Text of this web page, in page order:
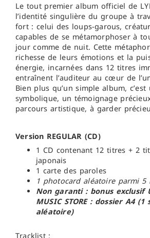
Le tout premier album officiel de
l’identité singulière du groupe à
fort : celui des loups-garous,
capables de se métamorphoser à
jour comme de nuit. Cette
richesse de leurs émotions et la
énergie, incarnées dans 12 titres
entraînent l’auditeur au cœur de
Bien plus qu’un simple album,
symbolique, un témoignage
parcours artistique, à garder
Version REGULAR (CD)
1 CD contenant 12 titres + 2
japonais
1 carte des paroles
1 photocard aléatoire parmi 5
Non garanti : bonus exclusif
MUSIC STORE : dossier A4
aléatoire)
Tracklist :